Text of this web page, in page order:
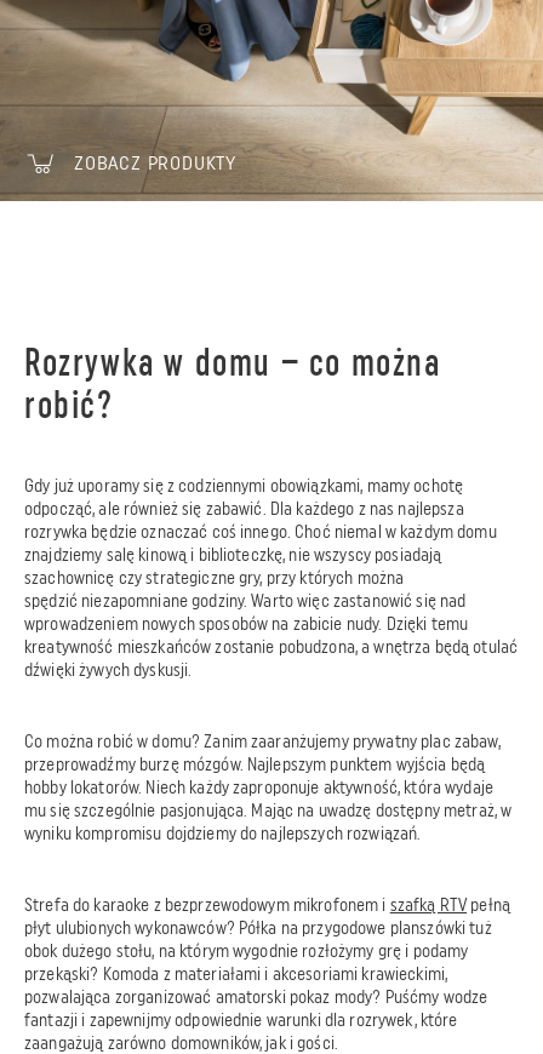
ZOBACZ PRODUKTY
Rozrywka w domu – co można
robić?
Gdy już uporamy się z codziennymi obowiązkami, mamy ochotę
odpocząć, ale również się zabawić. Dla każdego z nas najlepsza
rozrywka będzie oznaczać coś innego. Choć niemal w każdym domu
znajdziemy salę kinową i biblioteczkę, nie wszyscy posiadają
szachownicę czy strategiczne gry, przy których można
spędzić niezapomniane godziny. Warto więc zastanowić się nad
wprowadzeniem nowych sposobów na zabicie nudy. Dzięki temu
kreatywność mieszkańców zostanie pobudzona, a wnętrza będą otulać
dźwięki żywych dyskusji.
Co można robić w domu? Zanim zaaranżujemy prywatny plac zabaw,
przeprowadźmy burzę mózgów. Najlepszym punktem wyjścia będą
hobby lokatorów. Niech każdy zaproponuje aktywność, która wydaje
mu się szczególnie pasjonująca. Mając na uwadzę dostępny metraż, w
wyniku kompromisu dojdziemy do najlepszych rozwiązań.
Strefa do karaoke z bezprzewodowym mikrofonem i szafką RTVpełną
płyt ulubionych wykonawców? Półka na przygodowe planszówki tuż
obok dużego stołu, na którym wygodnie rozłożymy grę i podamy
przekąski? Komoda z materiałami i akcesoriami krawieckimi,
pozwalająca zorganizować amatorski pokaz mody? Puśćmy wodze
fantazji i zapewnijmy odpowiednie warunki dla rozrywek, które
zaangażują zarówno domowników, jak i gości.